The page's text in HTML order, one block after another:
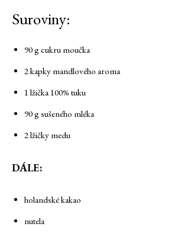
Suroviny:
90 g cukru moučka
2 kapky mandlového aroma
1 lžička 100% tuku
90 g sušeného mléka
2 lžičky medu
DÁLE:
holandské kakao
nutela